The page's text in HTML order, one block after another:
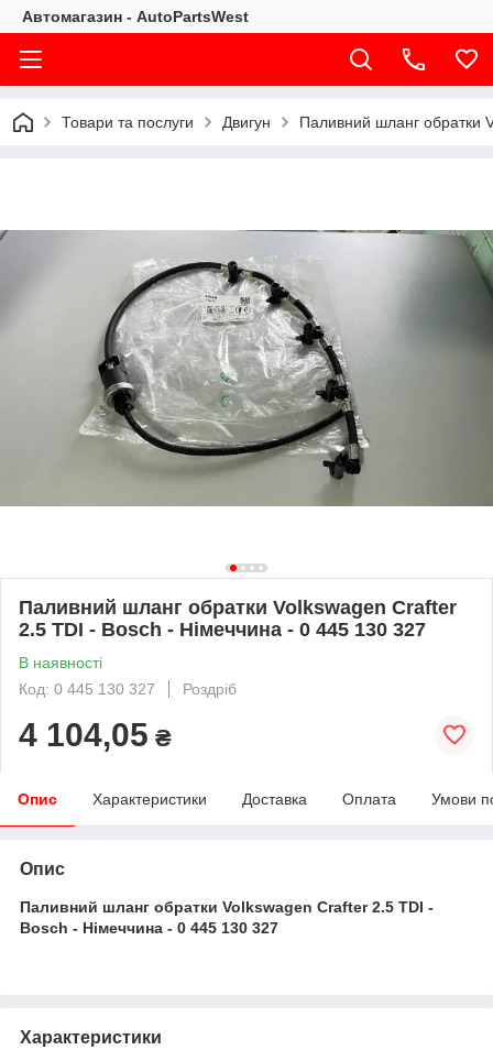
Автомагазин - AutoPartsWest
Товари та послуги Двигун Паливний шланг обратки
Паливний шланг обратки Volkswagen Crafter
2.5 TDI - Bosch - Німеччина - 0 445 130 327
В наявності
Код: 0 445 130 327
Роздріб
4 104,05 ₴
Опис Характеристики Доставка Оплата Умови
Опис
Паливний шланг обратки Volkswagen Crafter 2.5 TDI -
Bosch - Німеччина - 0 445 130 327
Характеристики